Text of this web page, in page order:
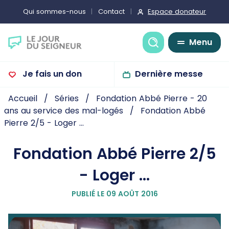
Qui sommes-nous Contact Espace donateur
Recherche
Menu
Je fais un don Dernière messe
Accueil Séries
Fondation Abbé Pierre - 20
ans au service des mal-logés
Fondation Abbé
Pierre 2/5 - Loger ...
Fondation Abbé Pierre 2/5
- Loger ...
PUBLIÉ LE 09 AOÛT 2016